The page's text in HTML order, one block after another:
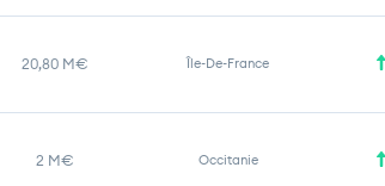
20,80 M€ Île-De-France
2 M€ Occitanie